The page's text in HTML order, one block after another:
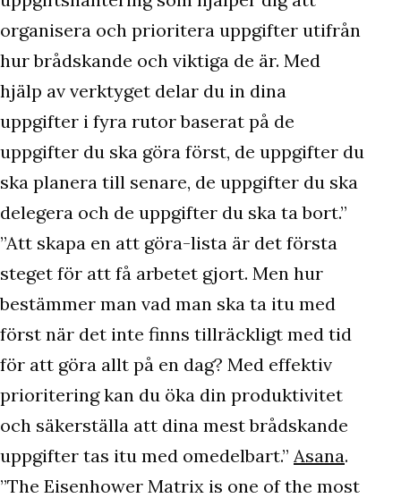
organisera och prioritera uppgifter utifrån
hur brådskande och viktiga de är. Med
hjälp av verktyget delar du in dina
uppgifter i fyra rutor baserat på de
uppgifter du ska göra först, de uppgifter du
ska planera till senare, de uppgifter du ska
delegera och de uppgifter du ska ta bort.”
”Att skapa en att göra-lista är det första
steget för att få arbetet gjort. Men hur
bestämmer man vad man ska ta itu med
först när det inte finns tillräckligt med tid
för att göra allt på en dag? Med effektiv
prioritering kan du öka din produktivitet
och säkerställa att dina mest brådskande
uppgifter tas itu med omedelbart.” Asana.
”The Eisenhower Matrix is one of the most